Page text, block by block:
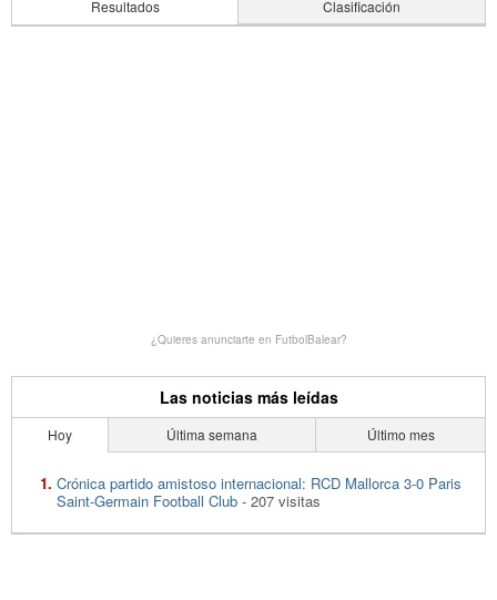
Resultados Clasificación
¿Quieres anunciarte en FutbolBalear?
Las noticias más leídas
Hoy Última semana Último mes
Crónica partido amistoso internacional: RCD Mallorca 3-0 Paris
Saint-Germain Football Club - 207 visitas